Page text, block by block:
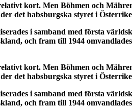
kort. Men Böhmen och
det habsburgska styret i
i samband med första
och fram till 1944
kort. Men Böhmen och
det habsburgska styret i
i samband med första
och fram till 1944